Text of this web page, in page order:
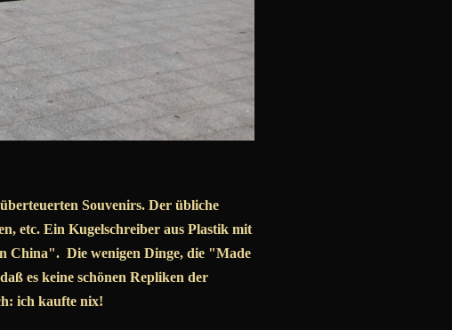
Souvenirs. Der übliche
etc. Ein Kugelschreiber aus Plastik mit
China". Die wenigen Dinge, die "Made
es keine schönen Repliken der
ich kaufte nix!